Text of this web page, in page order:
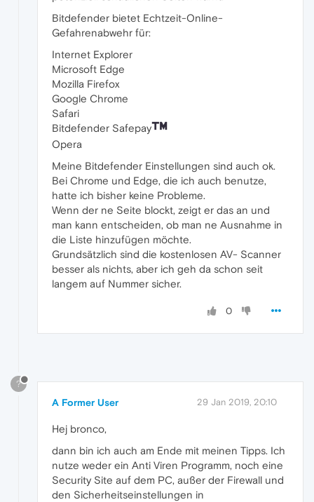
Bitdefender bietet Echtzeit-Online-
Gefahrenabwehr für:
Internet Explorer
Microsoft Edge
Mozilla Firefox
Google Chrome
Safari
Bitdefender Safepay
Opera
Meine Bitdefender Einstellungen sind auch ok.
Bei Chrome und Edge, die ich auch benutze,
hatte ich bisher keine Probleme.
Wenn der ne Seite blockt, zeigt er das an und
man kann entscheiden, ob man ne Ausnahme in
die Liste hinzufügen möchte.
Grundsätzlich sind die kostenlosen AV- Scanner
besser als nichts, aber ich geh da schon seit
langem auf Nummer sicher.
0
?
A Former User 29 Jan 2019, 20:10
Hej bronco,
dann bin ich auch am Ende mit meinen Tipps. Ich
nutze weder ein Anti Viren Programm, noch eine
Security Site auf dem PC, außer der Firewall und
den Sicherheitseinstellungen in